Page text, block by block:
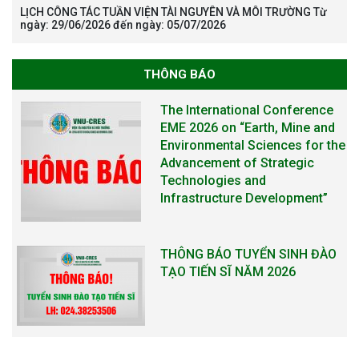
LỊCH CÔNG TÁC TUẦN VIỆN TÀI NGUYÊN VÀ MÔI TRƯỜNG Từ
ngày: 29/06/2026 đến ngày: 05/07/2026
THÔNG BÁO
The International Conference
EME 2026 on “Earth, Mine and
Environmental Sciences for the
Advancement of Strategic
Technologies and
Infrastructure Development”
THÔNG BÁO TUYỂN SINH ĐÀO
TẠO TIẾN SĨ NĂM 2026